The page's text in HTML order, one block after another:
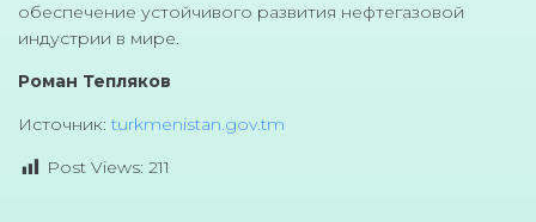
обеспечение устойчивого развития нефтегазовой
индустрии в мире.
Роман Тепляков
Источник: turkmenistan.gov.tm
Post Views: 211